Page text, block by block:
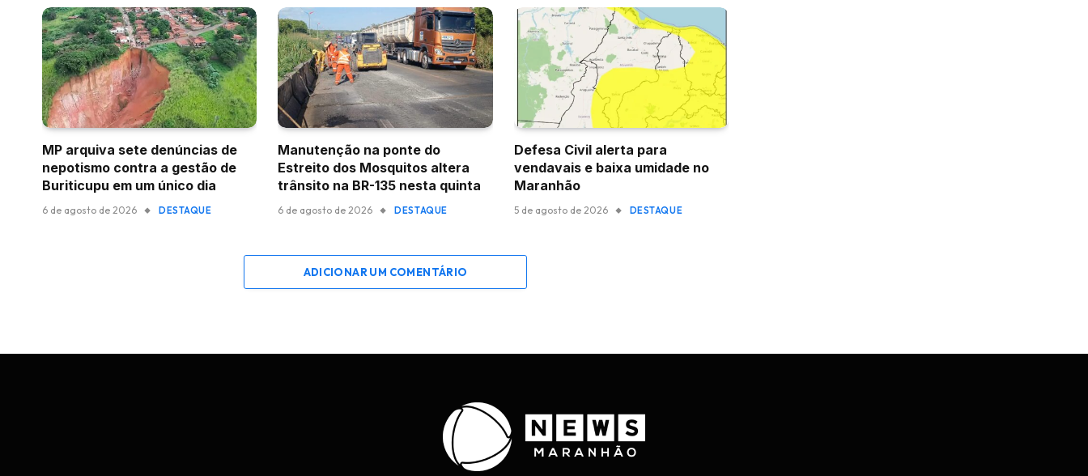
MP arquiva sete denúncias de
nepotismo contra a gestão de
Buriticupu em um único dia
6 de agosto de 2026 DESTAQUE
Manutenção na ponte do
Estreito dos Mosquitos altera
trânsito na BR-135 nesta quinta
6 de agosto de 2026 DESTAQUE
Defesa Civil alerta para
vendavais e baixa umidade no
Maranhão
5 de agosto de 2026 DESTAQUE
ADICIONAR UM COMENTÁRIO